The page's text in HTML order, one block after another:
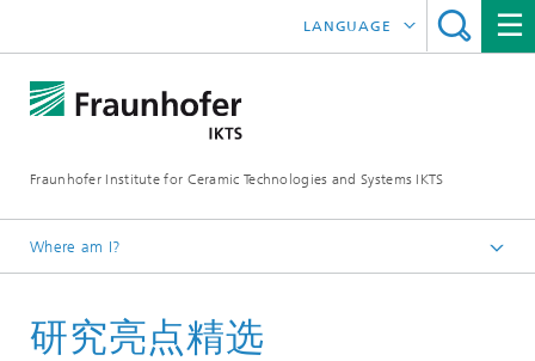
Fraunhofer Institute for Ceramic Technologies and Systems IKTS
LANGUAGE
ČESKÝ
Where am I?
研究亮点精选
研究亮点精选